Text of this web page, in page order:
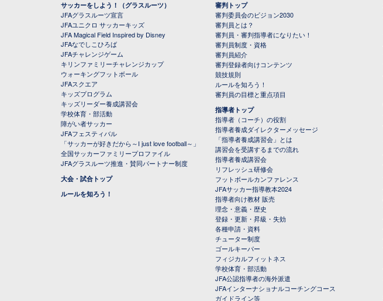
サッカーをしよう！（グラスルーツ）
JFAグラスルーツ宣言
JFAユニクロ サッカーキッズ
JFA Magical Field Inspired by Disney
JFAなでしこひろば
JFAチャレンジゲーム
キリンファミリーチャレンジカップ
ウォーキングフットボール
JFAスクエア
キッズプログラム
キッズリーダー養成講習会
学校体育・部活動
障がい者サッカー
JFAフェスティバル
「サッカーが好きだから～I just love football～」
全国サッカーファミリープロファイル
JFAグラスルーツ推進・賛同パートナー制度
大会・試合トップ
ルールを知ろう！
審判トップ
審判委員会のビジョン2030
審判員とは？
審判員・審判指導者になりたい！
審判員制度・資格
審判員紹介
審判登録者向けコンテンツ
競技規則
ルールを知ろう！
審判員の目標と重点項目
指導者トップ
指導者（コーチ）の役割
指導者養成ダイレクターメッセージ
「指導者養成講習会」とは
講習会を受講するまでの流れ
指導者養成講習会
リフレッシュ研修会
フットボールカンファレンス
JFAサッカー指導教本2024
指導者向け教材 販売
理念・意義・歴史
登録・更新・昇級・失効
各種申請・資料
チューター制度
ゴールキーパー
フィジカルフィットネス
学校体育・部活動
JFA公認指導者の海外派遣
JFAインターナショナルコーチングコース
ガイドライン等